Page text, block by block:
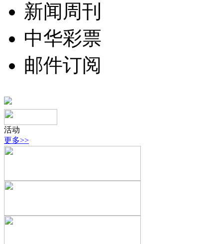
新闻周刊
中华彩票
邮件订阅
活动
更多>>